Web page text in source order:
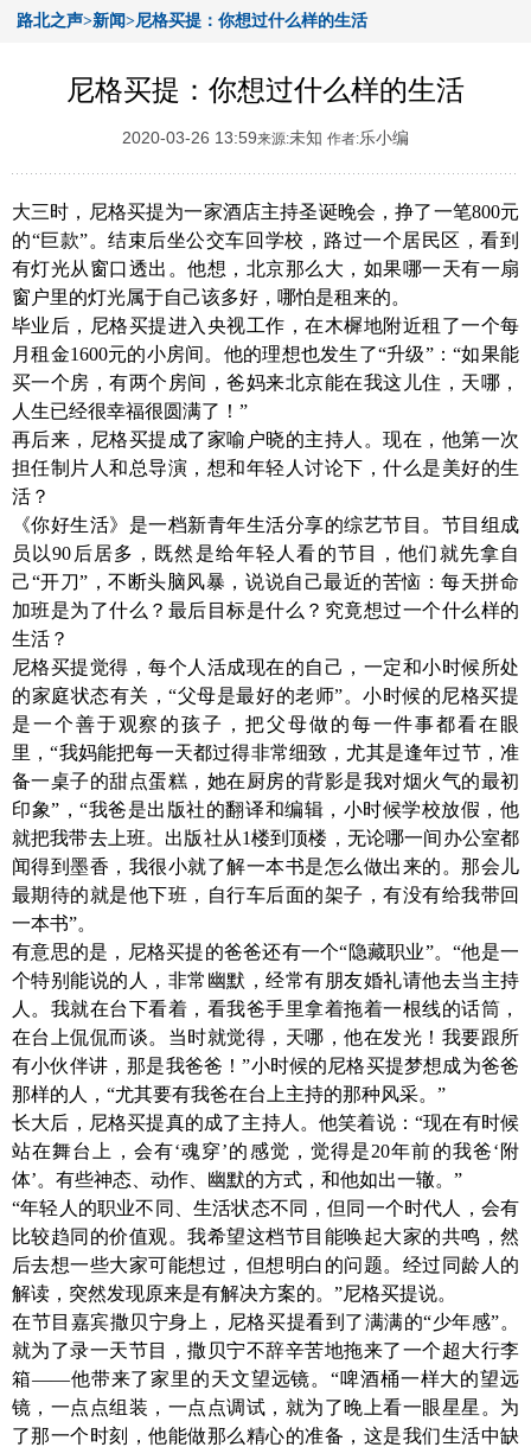
路北之声>新闻>尼格买提：你想过什么样的生活
尼格买提：你想过什么样的生活
2020-03-26 13:59来源:未知 作者:乐小编
大三时，尼格买提为一家酒店主持圣诞晚会，挣了一笔800元
的“巨款”。结束后坐公交车回学校，路过一个居民区，看到
有灯光从窗口透出。他想，北京那么大，如果哪一天有一扇
窗户里的灯光属于自己该多好，哪怕是租来的。
毕业后，尼格买提进入央视工作，在木樨地附近租了一个每
月租金1600元的小房间。他的理想也发生了“升级”：“如果能
买一个房，有两个房间，爸妈来北京能在我这儿住，天哪，
人生已经很幸福很圆满了！”
再后来，尼格买提成了家喻户晓的主持人。现在，他第一次
担任制片人和总导演，想和年轻人讨论下，什么是美好的生
活？
《你好生活》是一档新青年生活分享的综艺节目。节目组成
员以90后居多，既然是给年轻人看的节目，他们就先拿自
己“开刀”，不断头脑风暴，说说自己最近的苦恼：每天拼命
加班是为了什么？最后目标是什么？究竟想过一个什么样的
生活？
尼格买提觉得，每个人活成现在的自己，一定和小时候所处
的家庭状态有关，“父母是最好的老师”。小时候的尼格买提
是一个善于观察的孩子，把父母做的每一件事都看在眼
里，“我妈能把每一天都过得非常细致，尤其是逢年过节，准
备一桌子的甜点蛋糕，她在厨房的背影是我对烟火气的最初
印象”，“我爸是出版社的翻译和编辑，小时候学校放假，他
就把我带去上班。出版社从1楼到顶楼，无论哪一间办公室都
闻得到墨香，我很小就了解一本书是怎么做出来的。那会儿
最期待的就是他下班，自行车后面的架子，有没有给我带回
一本书”。
有意思的是，尼格买提的爸爸还有一个“隐藏职业”。“他是一
个特别能说的人，非常幽默，经常有朋友婚礼请他去当主持
人。我就在台下看着，看我爸手里拿着拖着一根线的话筒，
在台上侃侃而谈。当时就觉得，天哪，他在发光！我要跟所
有小伙伴讲，那是我爸爸！”小时候的尼格买提梦想成为爸爸
那样的人，“尤其要有我爸在台上主持的那种风采。”
长大后，尼格买提真的成了主持人。他笑着说：“现在有时候
站在舞台上，会有‘魂穿’的感觉，觉得是20年前的我爸‘附
体’。有些神态、动作、幽默的方式，和他如出一辙。”
“年轻人的职业不同、生活状态不同，但同一个时代人，会有
比较趋同的价值观。我希望这档节目能唤起大家的共鸣，然
后去想一些大家可能想过，但想明白的问题。经过同龄人的
解读，突然发现原来是有解决方案的。”尼格买提说。
在节目嘉宾撒贝宁身上，尼格买提看到了满满的“少年感”。
就为了录一天节目，撒贝宁不辞辛苦地拖来了一个超大行李
箱——他带来了家里的天文望远镜。“啤酒桶一样大的望远
镜，一点点组装，一点点调试，就为了晚上看一眼星星。为
了那一个时刻，他能做那么精心的准备，这是我们生活中缺